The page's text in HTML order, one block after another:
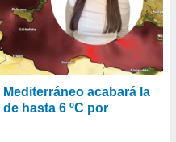
acabará la
hasta 6 ºC por